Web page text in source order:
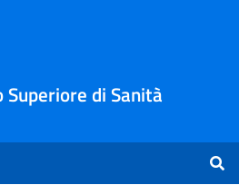
di Sanità